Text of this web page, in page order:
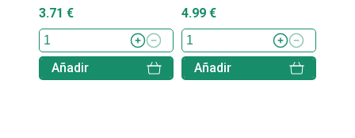
3.71 €
Añadir
4.99 €
Añadir